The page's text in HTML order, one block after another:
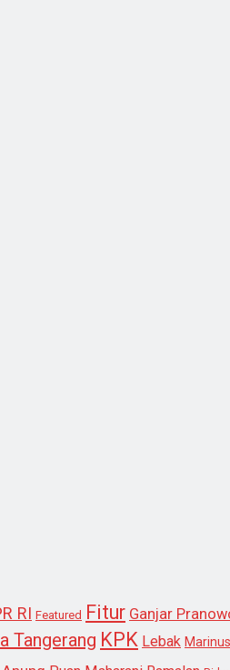
RI Featured Fitur Ganjar
Tangerang KPK Lebak